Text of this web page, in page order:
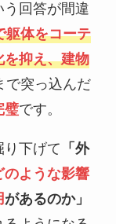
う回答が間違
躯体をコーテ
を抑え、建物
で突っ込んだ
璧です。
り下げて 「外
のような影響
があるのか」